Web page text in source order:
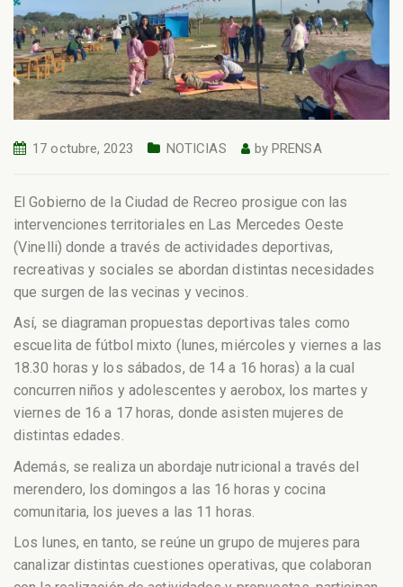
17 octubre, 2023 NOTICIAS byPRENSA
El Gobierno de la Ciudad de Recreo prosigue con las
intervenciones territoriales en Las Mercedes Oeste
(Vinelli) donde a través de actividades deportivas,
recreativas y sociales se abordan distintas necesidades
que surgen de las vecinas y vecinos.
Así, se diagraman propuestas deportivas tales como
escuelita de fútbol mixto (lunes, miércoles y viernes a las
18.30 horas y los sábados, de 14 a 16 horas) a la cual
concurren niños y adolescentes y aerobox, los martes y
viernes de 16 a 17 horas, donde asisten mujeres de
distintas edades.
Además, se realiza un abordaje nutricional a través del
merendero, los domingos a las 16 horas y cocina
comunitaria, los jueves a las 11 horas.
Los lunes, en tanto, se reúne un grupo de mujeres para
canalizar distintas cuestiones operativas, que colaboran